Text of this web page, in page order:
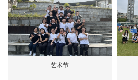
艺术节